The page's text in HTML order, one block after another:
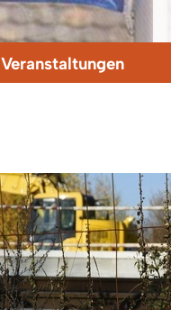
Veranstaltungen